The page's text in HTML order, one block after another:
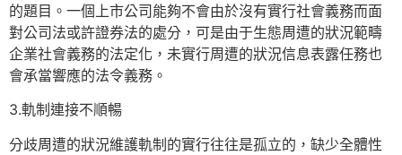
的題目。一個上市公司能夠不會由於沒有實行社會義務而面
對公司法或許證券法的處分，可是由于生態周遭的狀況範疇
企業社會義務的法定化，未實行周遭的狀況信息表露任務也
會承當響應的法令義務。
3.軌制連接不順暢
分歧周遭的狀況維護軌制的實行往往是孤立的，缺少全體性